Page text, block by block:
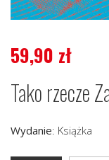
59,90 zł
Tako rzecze
Wydanie: Książka